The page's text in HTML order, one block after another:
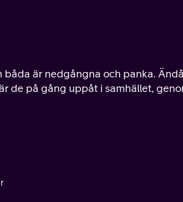
båda är nedgångna och panka.
de på gång uppåt i samhället,